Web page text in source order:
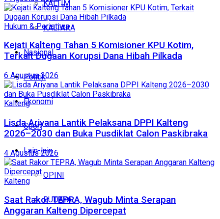
KALTIM
KALTARA
Nasional
Politik
Ekonomi
Sport
Lain-lain
OPINI
BUDAYA
Hukum & Peristiwa
Kejati Kalteng Tahan 5 Komisioner KPU Kotim,
Terkait Dugaan Korupsi Dana Hibah Pilkada
6 Agustus 2026
Kalteng
Lisda Ariyana Lantik Pelaksana DPPI Kalteng
2026–2030 dan Buka Pusdiklat Calon Paskibraka
4 Agustus 2026
Kalteng
Saat Rakor TEPRA, Wagub Minta Serapan
Anggaran Kalteng Dipercepat